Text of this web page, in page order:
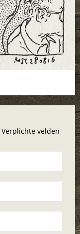
velden